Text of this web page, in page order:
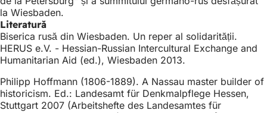
la Wiesbaden.
Literatură
Biserica rusă din Wiesbaden. Un reper al solidarității.
HERUS e.V. - Hessian-Russian Intercultural Exchange and
Humanitarian Aid (ed.), Wiesbaden 2013.
Philipp Hoffmann (1806-1889). A Nassau master builder of
historicism. Ed.: Landesamt für Denkmalpflege Hessen,
Stuttgart 2007 (Arbeitshefte des Landesamtes für